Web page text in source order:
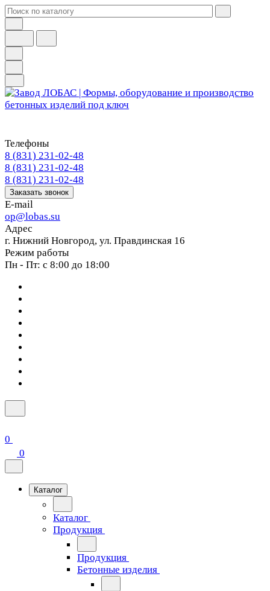
Телефоны
8 (831) 231-02-48
8 (831) 231-02-48
8 (831) 231-02-48
Заказать звонок
E-mail
op@lobas.su
Адрес
г. Нижний Новгород, ул. Правдинская 16
Режим работы
Пн - Пт: с 8:00 до 18:00
0
0
Каталог
Каталог
Продукция
Продукция
Бетонные изделия